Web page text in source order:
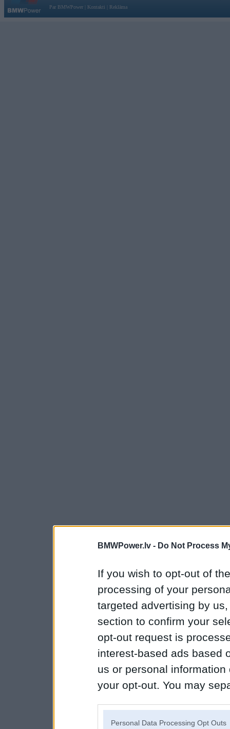
BMWPower.lv - Do Not Process
If you wish to opt-out of
processing of your
targeted advertising by
section to confirm your
opt-out request is
interest-based ads based
us or personal
your opt-out. You may
Personal Data Processing Opt Outs
Par BMWPower
Kontakti Reklāma